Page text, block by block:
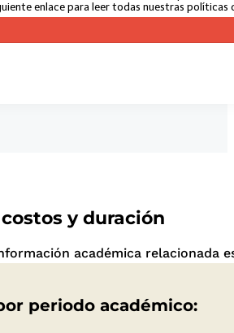
y duración
académica relacionada
periodo académico: